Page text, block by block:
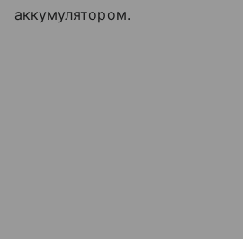
аккумулятором.